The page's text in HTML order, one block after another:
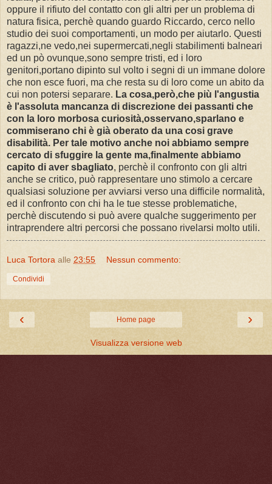
oppure il rifiuto del contatto con gli altri per un problema di
natura fisica, perchè quando guardo Riccardo, cerco nello
studio dei suoi comportamenti, un modo per aiutarlo. Questi
ragazzi,ne vedo,nei supermercati,negli stabilimenti balneari
ed un pò ovunque,sono sempre tristi, ed i loro
genitori,portano dipinto sul volto i segni di un immane dolore
che non esce fuori, ma che resta su di loro come un abito da
cui non potersi separare. La cosa,però,che più l'angustia
è l'assoluta mancanza di discrezione dei passanti che
con la loro morbosa curiosità,osservano,sparlano e
commiserano chi è già oberato da una cosi grave
disabilità. Per tale motivo anche noi abbiamo sempre
cercato di sfuggire la gente ma,finalmente abbiamo
capito di aver sbagliato, perchè il confronto con gli altri
anche se critico, può rappresentare uno stimolo a cercare
qualsiasi soluzione per avviarsi verso una difficile normalità,
ed il confronto con chi ha le tue stesse problematiche,
perchè discutendo si può avere qualche suggerimento per
intraprendere altri percorsi che possano rivelarsi molto utili.
Luca Tortora alle 23:55 Nessun commento:
Condividi
‹ ›
Home page
Visualizza versione web